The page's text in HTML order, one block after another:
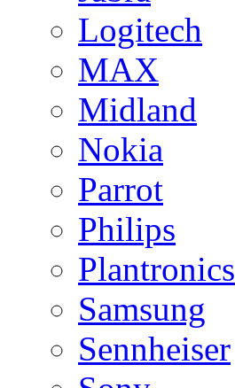
Logitech
MAX
Midland
Nokia
Parrot
Philips
Plantronics
Samsung
Sennheiser